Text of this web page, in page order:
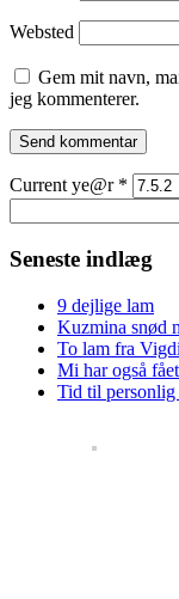
Websted
Gem mit navn,
jeg kommenterer.
Current ye@r *
efter:
Seneste indlæg
9 dejlige lam
Kuzmina snød
To lam fra
Mi har også
Tid til personlig